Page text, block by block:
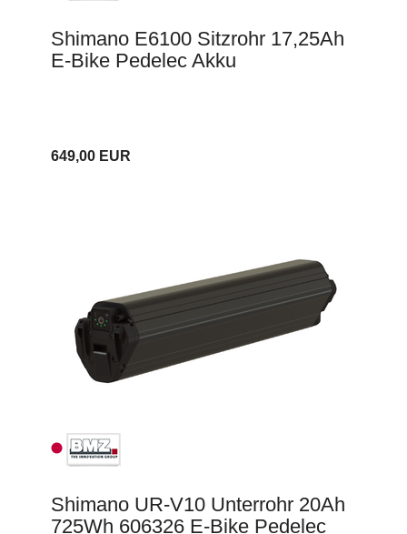
Shimano E6100 Sitzrohr 17,25Ah
E-Bike Pedelec Akku
649,00 EUR
Shimano UR-V10 Unterrohr 20Ah
725Wh 606326 E-Bike Pedelec